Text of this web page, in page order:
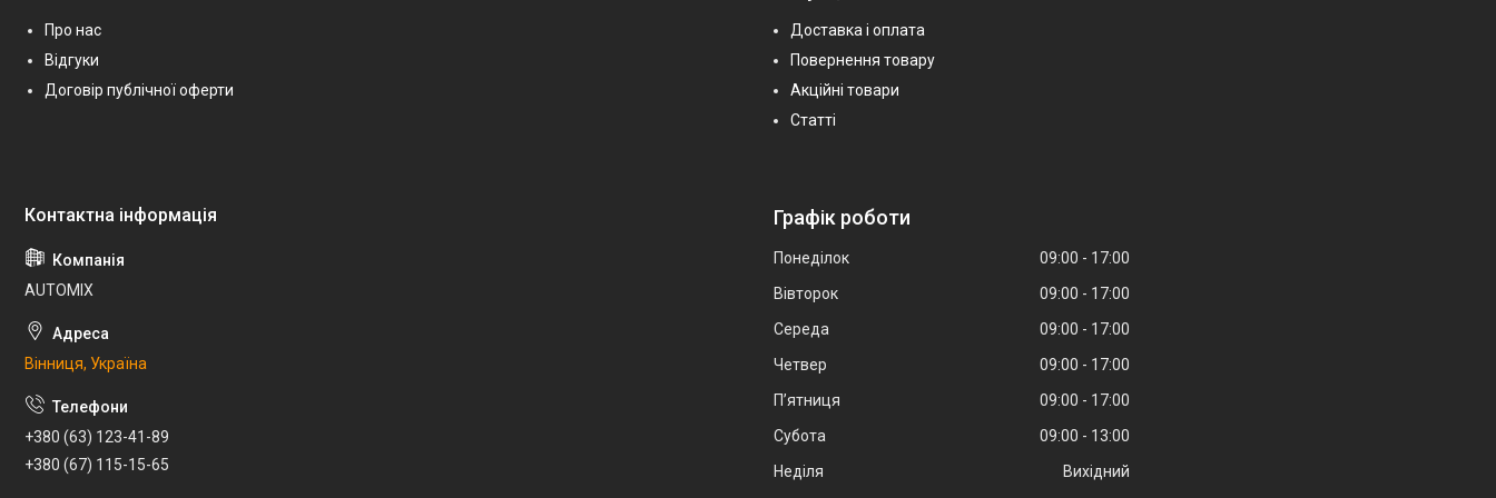
Про нас
Відгуки
Договір публічної оферти
Доставка і оплата
Повернення товару
Акційні товари
Статті
AUTOMIX
Вінниця, Україна
+380 (63) 123-41-89
+380 (67) 115-15-65
Графік роботи
Понеділок 09:00
17:00
Вівторок
09:00
17:00
Середа
09:00
17:00
Четвер
09:00
17:00
Пʼятниця
09:00
17:00
Субота
09:00
13:00
Неділя
Вихідний